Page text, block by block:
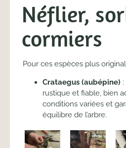
Néflier,
cormiers
Pour ces espèces plus
Crataegus (aubépine)
rustique et fiable, bien
conditions variées et
équilibre de l’arbre.